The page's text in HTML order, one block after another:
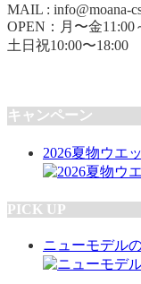
MAIL : info@moana-
OPEN：月〜金
土日祝10:00〜18:00
キャンペーン
2026夏物ウエ
PICK UP
ニューモデル